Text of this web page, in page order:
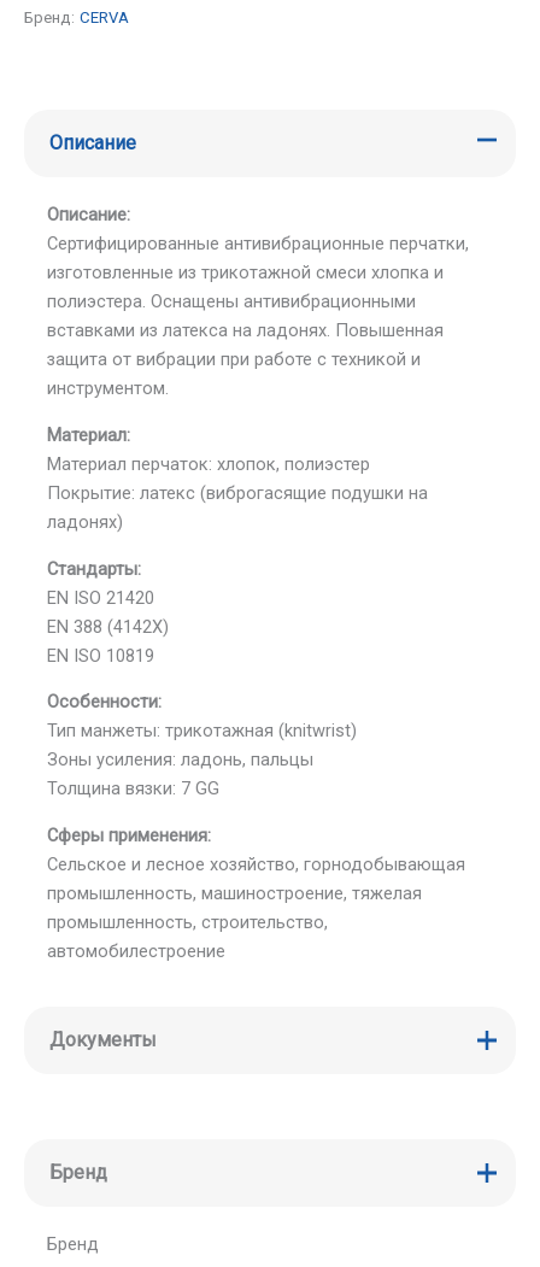
Бренд: CERVA
Описание
Описание:
Сертифицированные антивибрационные перчатки,
изготовленные из трикотажной смеси хлопка и
полиэстера. Оснащены антивибрационными
вставками из латекса на ладонях. Повышенная
защита от вибрации при работе с техникой и
инструментом.
Материал:
Материал перчаток: хлопок, полиэстер
Покрытие: латекс (виброгасящие подушки на
ладонях)
Стандарты:
EN ISO 21420
EN 388 (4142X)
EN ISO 10819
Особенности:
Тип манжеты: трикотажная (knitwrist)
Зоны усиления: ладонь, пальцы
Толщина вязки: 7 GG
Сферы применения:
Сельское и лесное хозяйство, горнодобывающая
промышленность, машиностроение, тяжелая
промышленность, строительство,
автомобилестроение
Документы
Бренд
Бренд